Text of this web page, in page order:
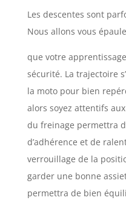
Les descentes sont
Nous allons vous
que votre
sécurité. La trajectoire
la moto pour bien
alors soyez attentifs
du freinage permettra
d’adhérence et de
verrouillage de la
garder une bonne
permettra de bien